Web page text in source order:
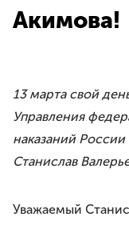
Права и
Членские взносы
НАПРАВЛЕНИЯ
Бесплатная
Акимова!
13 марта свой
Управления
наказаний
Станислав
Уважаемый